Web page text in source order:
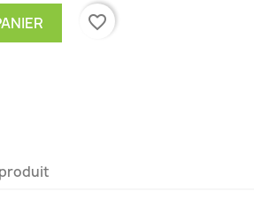
favorite_border